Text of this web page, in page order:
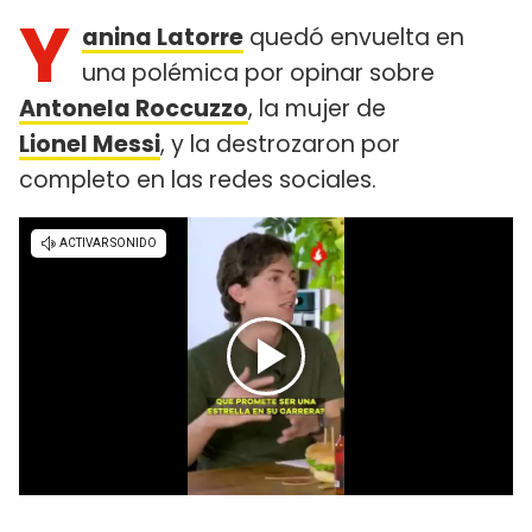
Y anina Latorre quedó envuelta en
una polémica por opinar sobre
Antonela Roccuzzo, la mujer de
Lionel Messi, y la destrozaron por
completo en las redes sociales.